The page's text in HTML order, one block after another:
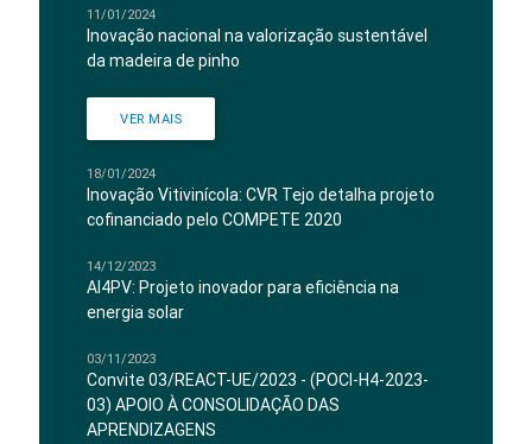
11/01/2024
Inovação nacional na valorização sustentável
da madeira de pinho
VER MAIS
18/01/2024
Inovação Vitivinícola: CVR Tejo detalha projeto
cofinanciado pelo COMPETE 2020
14/12/2023
AI4PV: Projeto inovador para eficiência na
energia solar
03/11/2023
Convite 03/REACT-UE/2023 - (POCI-H4-2023-
03) APOIO À CONSOLIDAÇÃO DAS
APRENDIZAGENS